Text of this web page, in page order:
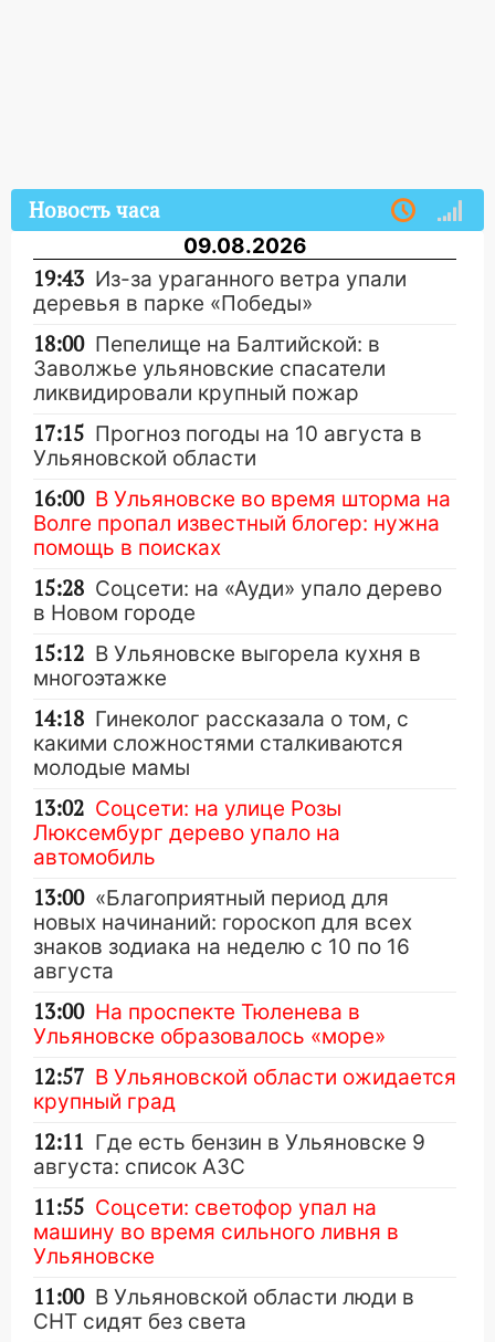
Новость часа
09.08.2026
19:43 Из-за ураганного ветра упали
деревья в парке «Победы»
18:00 Пепелище на Балтийской: в
Заволжье ульяновские спасатели
ликвидировали крупный пожар
17:15 Прогноз погоды на 10 августа в
Ульяновской области
16:00 В Ульяновске во время шторма на
Волге пропал известный блогер: нужна
помощь в поисках
15:28 Соцсети: на «Ауди» упало дерево
в Новом городе
15:12 В Ульяновске выгорела кухня в
многоэтажке
14:18 Гинеколог рассказала о том, с
какими сложностями сталкиваются
молодые мамы
13:02 Соцсети: на улице Розы
Люксембург дерево упало на
автомобиль
13:00 «Благоприятный период для
новых начинаний: гороскоп для всех
знаков зодиака на неделю с 10 по 16
августа
13:00 На проспекте Тюленева в
Ульяновске образовалось «море»
12:57 В Ульяновской области ожидается
крупный град
12:11 Где есть бензин в Ульяновске 9
августа: список АЗС
11:55 Соцсети: светофор упал на
машину во время сильного ливня в
Ульяновске
11:00 В Ульяновской области люди в
СНТ сидят без света